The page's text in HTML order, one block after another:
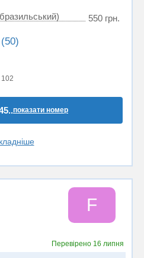
550 грн.
показати номер
F
Перевірено 16 липня